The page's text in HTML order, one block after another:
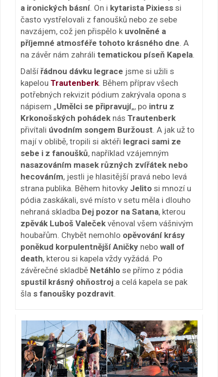
a ironických básní . On i kytarista Pixiess si
často vystřelovali z fanoušků nebo ze sebe
navzájem, což jen přispělo k uvolněné a
příjemné atmosféře tohoto krásného dne . A
na závěr nám zahráli tematickou píseň Kapela
Další řádnou dávku legrace jsme si užili s
kapelou Trautenberk . Během příprav všech
potřebných rekvizit pódium zakrývala opona s
nápisem „Umělci se připravují„, po intru z
Krkonošských pohádek nás Trautenberk
přivítali úvodním songem Buržoust . A jak už to
mají v oblibě, tropili si aktéři legraci sami ze
sebe i z fanoušků, například vzájemným
nasazováním masek různých zvířátek nebo
hecováním, jestli je hlasitější pravá nebo levá
strana publika. Během hitovky Jelito si mnozí u
pódia zaskákali, své místo v setu měla i dlouho
nehraná skladba Dej pozor na Satana, kterou
zpěvák Luboš Valeček věnoval všem vášnivým
houbařům. Chybět nemohlo opěvování krásy
poněkud korpulentnější Aničky nebo wall of
death, kterou si kapela vždy vyžádá. Po
závěrečné skladbě Netáhlo se přímo z pódia
spustil krásný ohňostroj a celá kapela se pak
šla s fanoušky pozdravit